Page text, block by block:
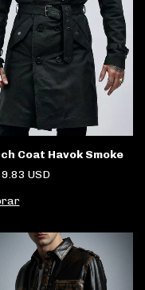
Coat Havok Smoke
USD